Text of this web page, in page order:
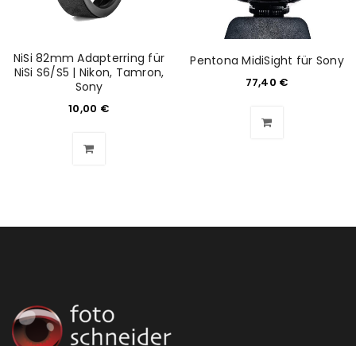
NiSi 82mm Adapterring für
NiSi S6/S5 | Nikon, Tamron,
Sony
10,00 €
Pentona MidiSight für Sony
77,40 €